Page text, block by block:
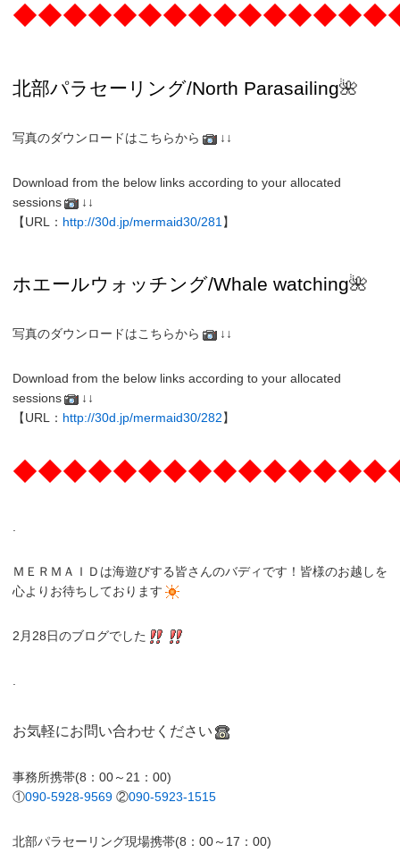
北部パラセーリング/North Parasailing🌺
写真のダウンロードはこちらから ↓↓
Download from the below links according to your allocated
sessions
↓↓
【URL： http://30d.jp/mermaid30/281 】
ホエールウォッチング/Whale watching🌺
写真のダウンロードはこちらから ↓↓
Download from the below links according to your allocated
sessions
↓↓
【URL： http://30d.jp/mermaid30/282】
ＭＥＲＭＡＩＤは海遊びする皆さんのバディです！皆様のお越しを
心よりお待ちしております
2月28日のブログでした
お気軽にお問い合わせください
事務所携帯(8：00～21：00)
①090-5928-9569 ②090-5923-1515
北部パラセーリング現場携帯(8：00～17：00)